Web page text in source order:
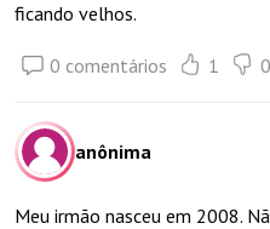
ficando velhos.
0 comentários 1 0
anônima
Meu irmão nasceu em 2008.